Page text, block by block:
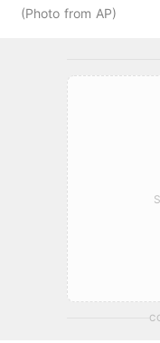
Photo from AP